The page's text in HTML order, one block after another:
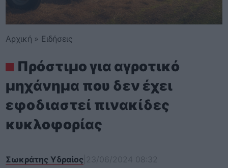
Αρχική » Ειδήσεις
Πρόστιμο για αγροτικό
μηχάνημα που δεν έχει
εφοδιαστεί πινακίδες
κυκλοφορίας
Σωκράτης Υδραίος